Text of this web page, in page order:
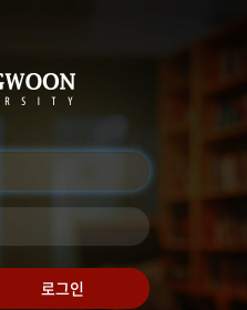
로그인